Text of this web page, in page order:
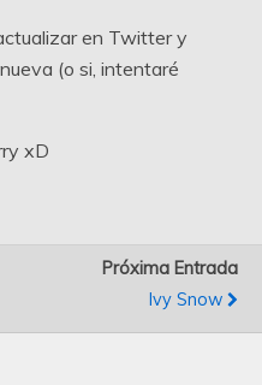
en Twitter y
(o si, intentaré
xD
Próxima Entrada
Ivy Snow